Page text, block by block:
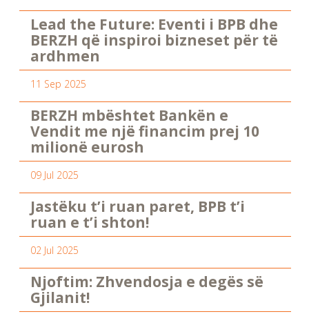
Lead the Future: Eventi i BPB dhe
BERZH që inspiroi bizneset për të
ardhmen
11 Sep 2025
BERZH mbështet Bankën e
Vendit me një financim prej 10
milionë eurosh
09 Jul 2025
Jastëku t’i ruan paret, BPB t’i
ruan e t’i shton!
02 Jul 2025
Njoftim: Zhvendosja e degës së
Gjilanit!